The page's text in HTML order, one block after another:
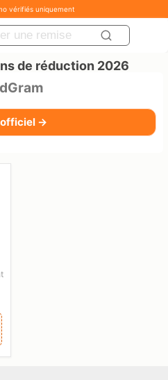
vérifiés uniquement
de réduction 2026
→